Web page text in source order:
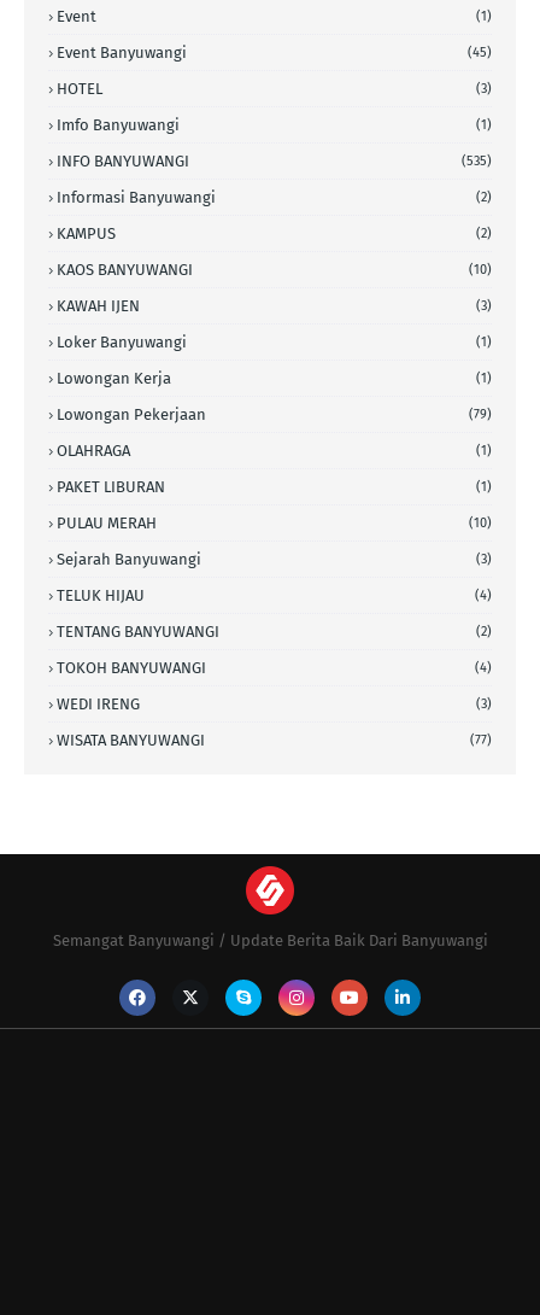
Event (1)
Event Banyuwangi (45)
HOTEL (3)
Imfo Banyuwangi (1)
INFO BANYUWANGI (535)
Informasi Banyuwangi (2)
KAMPUS (2)
KAOS BANYUWANGI (10)
KAWAH IJEN (3)
Loker Banyuwangi (1)
Lowongan Kerja (1)
Lowongan Pekerjaan (79)
OLAHRAGA (1)
PAKET LIBURAN (1)
PULAU MERAH (10)
Sejarah Banyuwangi (3)
TELUK HIJAU (4)
TENTANG BANYUWANGI (2)
TOKOH BANYUWANGI (4)
WEDI IRENG (3)
WISATA BANYUWANGI (77)
Semangat Banyuwangi / Update Berita Baik Dari Banyuwangi